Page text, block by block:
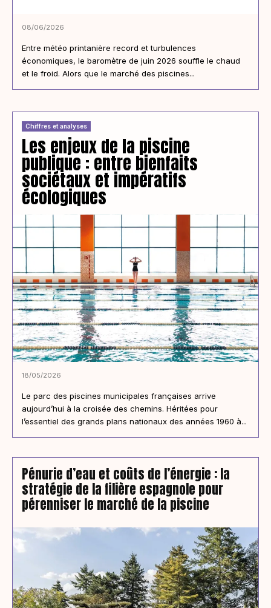
08/06/2026
Entre météo printanière record et turbulences
économiques, le baromètre de juin 2026 souffle le chaud
et le froid. Alors que le marché des piscines...
Chiffres et analyses
Les enjeux de la piscine
publique : entre bienfaits
sociétaux et impératifs
écologiques
18/05/2026
Le parc des piscines municipales françaises arrive
aujourd’hui à la croisée des chemins. Héritées pour
l’essentiel des grands plans nationaux des années 1960 à...
Pénurie d’eau et coûts de l’énergie : la
stratégie de la filière espagnole pour
pérenniser le marché de la piscine